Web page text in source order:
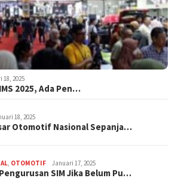
18, 2025
2025, Ada Pen…
18, 2025
Otomotif Nasional Sepanja…
, OTOMOTIF Januari 17, 2025
SIM Jika Belum Pu…